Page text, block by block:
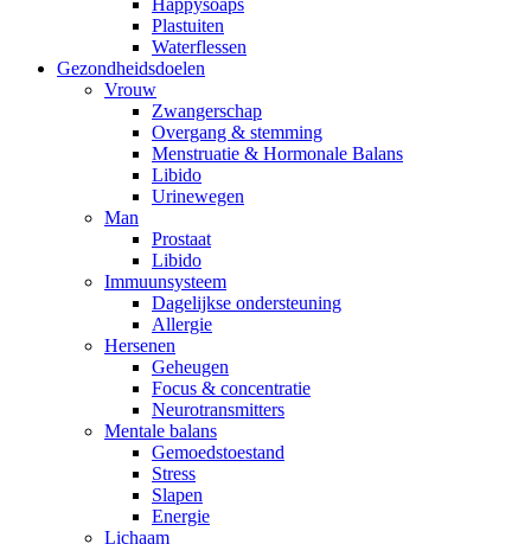
Happysoaps
Plastuiten
Waterflessen
Gezondheidsdoelen
Vrouw
Zwangerschap
Overgang & stemming
Menstruatie & Hormonale Balans
Libido
Urinewegen
Man
Prostaat
Libido
Immuunsysteem
Dagelijkse ondersteuning
Allergie
Hersenen
Geheugen
Focus & concentratie
Neurotransmitters
Mentale balans
Gemoedstoestand
Stress
Slapen
Energie
Lichaam